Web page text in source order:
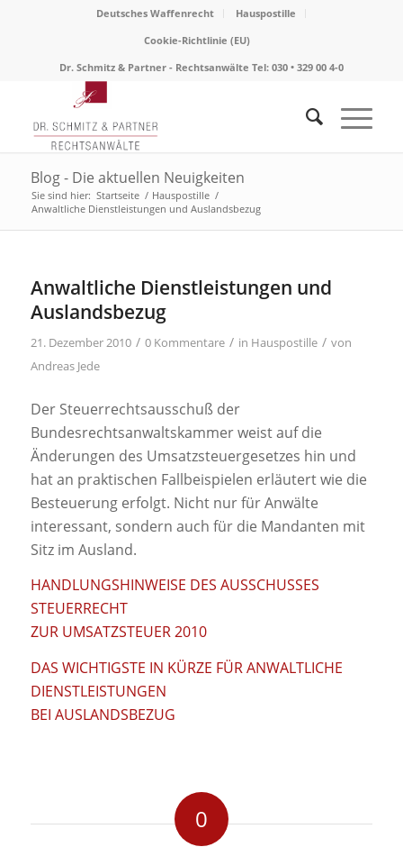
Deutsches Waffenrecht
Hauspostille
Cookie-Richtlinie (EU)
Dr. Schmitz & Partner - Rechtsanwälte Tel: 030 • 329 00 4-0
Blog - Die aktuellen Neuigkeiten
Sie sind hier: Startseite / Hauspostille /
Anwaltliche Dienstleistungen und Auslandsbezug
Anwaltliche Dienstleistungen und
Auslandsbezug
21. Dezember 2010 / 0 Kommentare / in Hauspostille / von
Andreas Jede
Der Steuerrechtsausschuß der
Bundesrechtsanwaltskammer weist auf die
Änderungen des Umsatzsteuergesetzes hin und
hat an praktischen Fallbeispielen erläutert wie die
Besteuerung erfolgt. Nicht nur für Anwälte
interessant, sondern auch für die Mandanten mit
Sitz im Ausland.
HANDLUNGSHINWEISE DES AUSSCHUSSES
STEUERRECHT
ZUR UMSATZSTEUER 2010
DAS WICHTIGSTE IN KÜRZE FÜR ANWALTLICHE
DIENSTLEISTUNGEN
BEI AUSLANDSBEZUG
0